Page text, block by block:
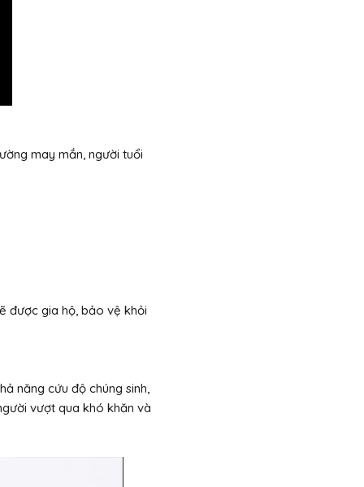
may mắn, người tuổi
được gia hộ, bảo vệ khỏi
năng cứu độ chúng sinh,
vượt qua khó khăn và